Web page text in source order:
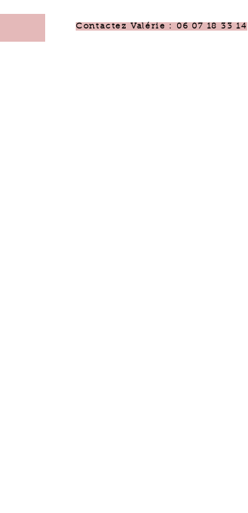
Contactez Valérie : 06 07 18 33 14